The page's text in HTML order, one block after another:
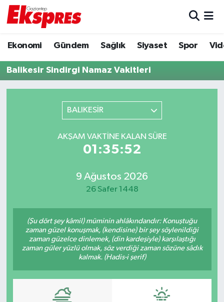
Ekonomi Gündem Sağlık Siyaset Spor
Balikesir Sindirgi Namaz Vakitleri
BALIKESİR
AKŞAM VAKTINE KALAN SÜRE
01:35:52
9 Ağustos 2026
26 Safer 1448
(Şu dört şey kâmil) müminin ahlâkındandır: Konuştuğu
zaman güzel konuşmak, (kendisine) bir şey söylenildiği
zaman güzelce dinlemek, (din kardeşiyle) karşılaştığı
zaman güler yüzlü olmak, söz verdiği zaman sözüne sâdık
kalmak. (Hadis-i şerif)
Ekonomi
Gaziantep son dakika
Gündem
Magazin
Müzik
Resmi İlanlar
Trafik Durumu
Puan Durumu ve Fikstür
Tüm Manşetler
Son Dakika Haberleri